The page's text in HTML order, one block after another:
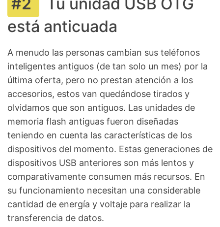
está anticuada
A menudo las personas cambian sus teléfonos
inteligentes antiguos (de tan solo un mes) por la
última oferta, pero no prestan atención a los
accesorios, estos van quedándose tirados y
olvidamos que son antiguos. Las unidades de
memoria flash antiguas fueron diseñadas
teniendo en cuenta las características de los
dispositivos del momento. Estas generaciones de
dispositivos USB anteriores son más lentos y
comparativamente consumen más recursos. En
su funcionamiento necesitan una considerable
cantidad de energía y voltaje para realizar la
transferencia de datos.